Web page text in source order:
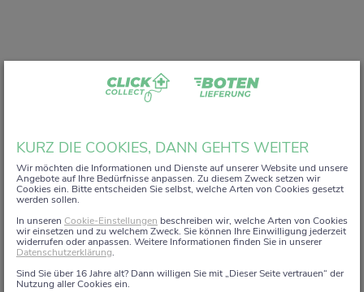
Liebe Kundin, lieber Kunde,
vielen Dank, dass Sie unser digitalesZACK+DA!
Aktionsregal genutzt haben.
Wir haben uns sehr gefreut, Sie auf diesem Weg begleiten
zu dürfen.
Dieses Angebot wird zum 15. Januar 2026 eingestellt.
Ab dem 16. Januar 2026 stehen die Online-
KURZ DIE COOKIES, DANN GEHTS WEITER
Wir möchten die Informationen und Dienste auf unserer Website und unsere
Angebote auf Ihre Bedürfnisse anpassen. Zu diesem Zweck setzen wir
Cookies ein. Bitte entscheiden Sie selbst, welche Arten von Cookies gesetzt
werden sollen.
In unseren Cookie-Einstellungen beschreiben wir, welche Arten von Cookies
wir einsetzen und zu welchem Zweck. Sie können Ihre Einwilligung jederzeit
widerrufen oder anpassen. Weitere Informationen finden Sie in unserer
Datenschutzerklärung.
Sind Sie über 16 Jahre alt? Dann willigen Sie mit „Dieser Seite vertrauen“ der
Nutzung aller Cookies ein.